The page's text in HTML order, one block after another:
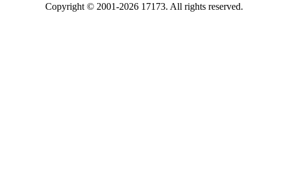
Copyright © 2001-2026 17173. All rights reserved.